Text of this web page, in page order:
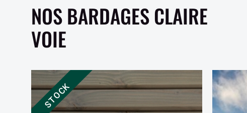
NOS BARDAGES CLAIRE
VOIE